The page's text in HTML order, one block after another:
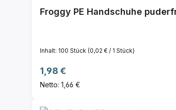
Froggy PE Handschuhe
Inhalt: 100 Stück (0,02 € / 1 Stück)
Regulärer Preis:
1,98 €
Netto: 1,66 €